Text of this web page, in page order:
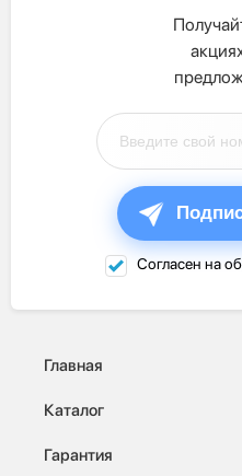
Согласен на
Главная
Каталог
Гарантия